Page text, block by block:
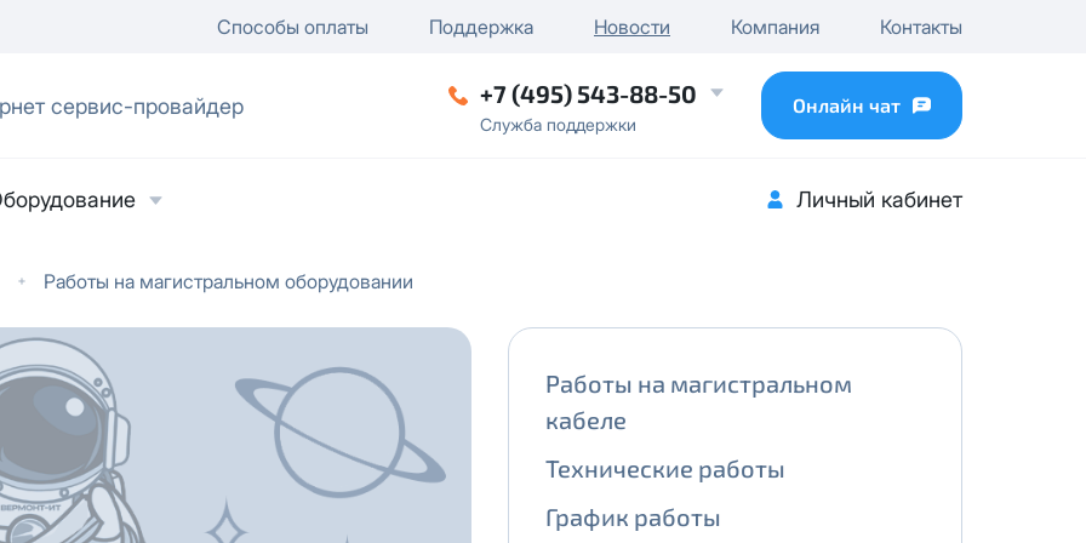
Способы оплаты Поддержка Новости Компания Контакты
сервис-провайдер +7 (495) 543-88-50
Служба поддержки
Онлайн чат
Личный кабинет
Работы на магистральном оборудовании
Работы на магистральном
кабеле
Технические работы
График работы
на обработку персональных данныхв
сПолитикой в отношении обработки
данных
лицо
/ отключение публичного IP
...